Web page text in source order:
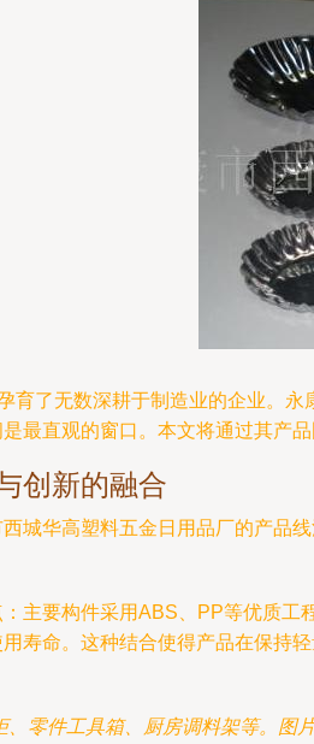
育了无数深耕于制造业的企业。
最直观的窗口。本文将通过其产
创新的融合
城华高塑料五金日用品厂的产品
主要构件采用ABS、PP等优质
寿命。这种结合使得产品在保持
、零件工具箱、厨房调料架等。图